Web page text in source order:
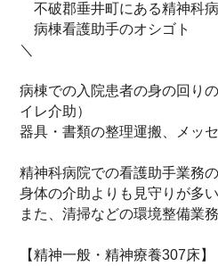
不破郡垂井町にある精神科
病棟看護助手のオシゴト
＼
病棟での入院患者の身の回り
イレ介助）
器具・書類の整理運搬、メッ
精神科病院での看護助手業務
身体の介助よりも見守りが多い
また、清掃などの環境整備業
【精神一般・精神療養307床】